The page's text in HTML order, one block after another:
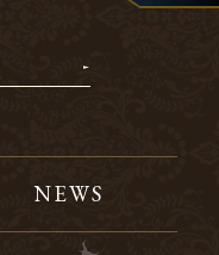
NEWS